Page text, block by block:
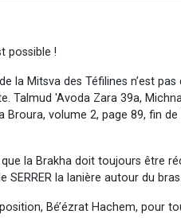
possible !
la Mitsva des Téfilines n’est
Talmud 'Avoda Zara 39a,
Broura, volume 2, page 89, fin
la Brakha doit toujours être
SERRER la lanière autour du
Bé’ézrat Hachem, pour